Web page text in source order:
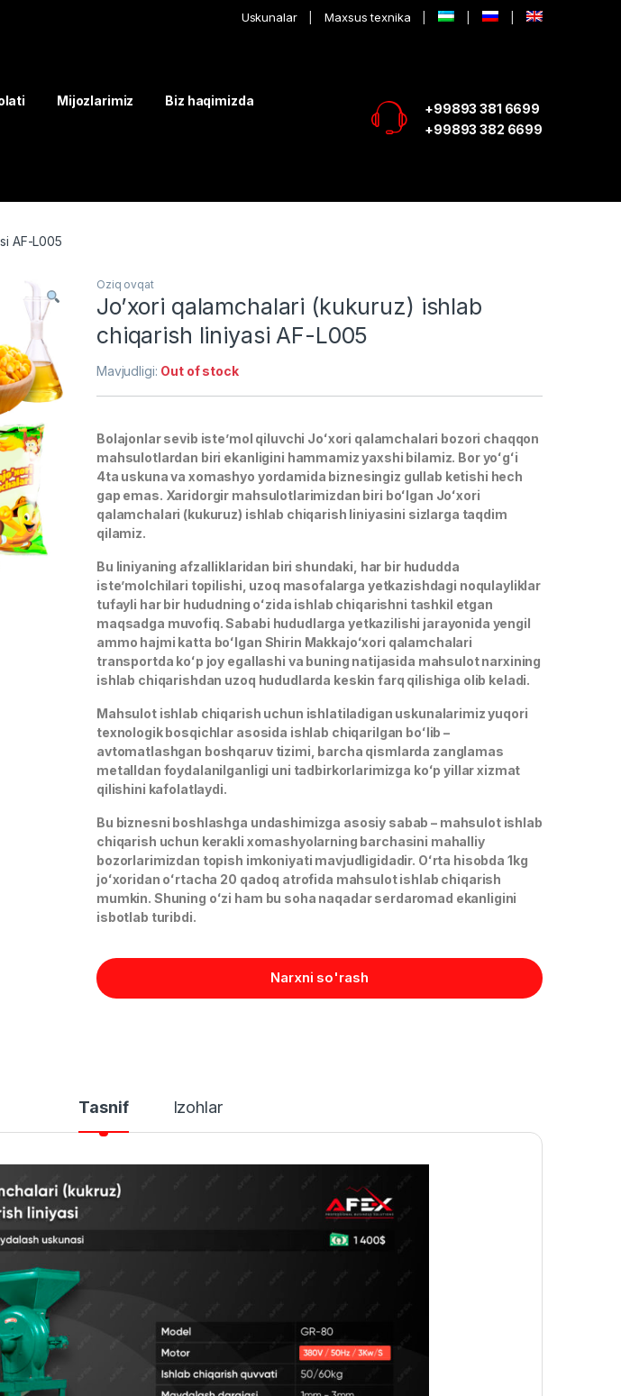
Uskunalar Maxsus texnika
Mijozlarimiz Biz haqimizda
+99893 381 6699
+99893 382 6699
AF-L005
Oziq ovqat
Jo’xori qalamchalari (kukuruz) ishlab
chiqarish liniyasi AF-L005
Mavjudligi: Out of stock
Bolajonlar sevib isteʼmol qiluvchi Joʻxori qalamchalari bozori chaqqon
mahsulotlardan biri ekanligini hammamiz yaxshi bilamiz. Bor yoʻgʻi
4ta uskuna va xomashyo yordamida biznesingiz gullab ketishi hech
gap emas. Xaridorgir mahsulotlarimizdan biri boʻlgan Joʻxori
qalamchalari (kukuruz) ishlab chiqarish liniyasini sizlarga taqdim
qilamiz.
Bu liniyaning afzalliklaridan biri shundaki, har bir hududda
isteʼmolchilari topilishi, uzoq masofalarga yetkazishdagi noqulayliklar
tufayli har bir hududning oʻzida ishlab chiqarishni tashkil etgan
maqsadga muvofiq. Sababi hududlarga yetkazilishi jarayonida yengil
ammo hajmi katta boʻlgan Shirin Makkajoʻxori qalamchalari
transportda koʻp joy egallashi va buning natijasida mahsulot narxining
ishlab chiqarishdan uzoq hududlarda keskin farq qilishiga olib keladi.
Mahsulot ishlab chiqarish uchun ishlatiladigan uskunalarimiz yuqori
texnologik bosqichlar asosida ishlab chiqarilgan boʻlib –
avtomatlashgan boshqaruv tizimi, barcha qismlarda zanglamas
metalldan foydalanilganligi uni tadbirkorlarimizga koʻp yillar xizmat
qilishini kafolatlaydi.
Bu biznesni boshlashga undashimizga asosiy sabab – mahsulot ishlab
chiqarish uchun kerakli xomashyolarning barchasini mahalliy
bozorlarimizdan topish imkoniyati mavjudligidadir. Oʻrta hisobda 1kg
joʻxoridan oʻrtacha 20 qadoq atrofida mahsulot ishlab chiqarish
mumkin. Shuning oʻzi ham bu soha naqadar serdaromad ekanligini
isbotlab turibdi.
Narxni so'rash
Tasnif Izohlar